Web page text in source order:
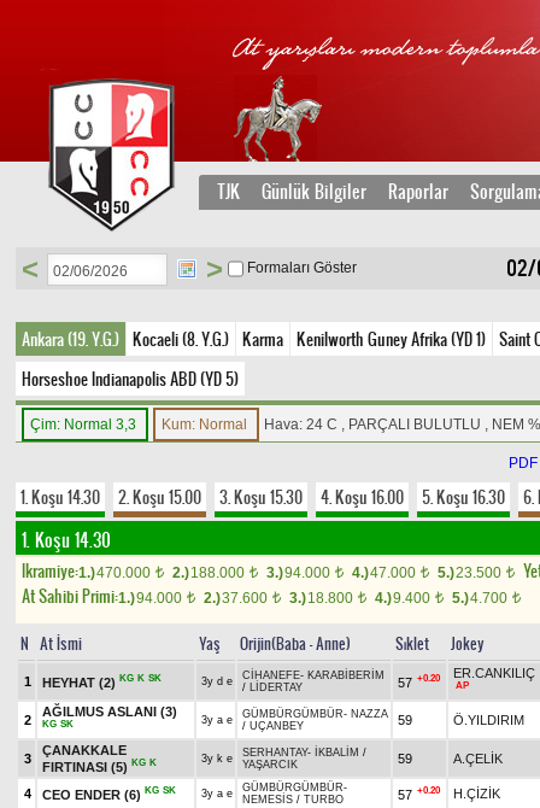
TJK Günlük Bilgiler Raporlar
02/
< > Formaları Göster
Ankara (19. Y.G.) Kocaeli (8. Y.G.) Karma Kenilworth Guney Afrika (YD 1) Saint
Horseshoe Indianapolis ABD (YD 5)
Çim: Normal 3,3 Kum: Normal Hava: 24 C , PARÇALI BULUTLU , NEM
1. Koşu 14.30 2. Koşu 15.00 3. Koşu 15.30 4. Koşu 16.00 5. Koşu 16.30 6.
1. Koşu 14.30
Ikramiye:1.)470.000 t 2.)188.000 t 3.)94.000 t 4.)47.000 t 5.)23.500 t
At Sahibi Primi:1.)94.000 t 2.)37.600 t 3.)18.800 t 4.)9.400 t 5.)4.700 t
N At İsmi Yaş Orijin(Baba - Anne) Sıklet Jokey
1 HEYHAT (2) KG K SK 3y d e CİHANEFE- KARABİBERİM
/ LİDERTAY 57 +0.20 ER.CANKILIÇ
AP
2
AĞILMUS ASLANI (3)
KG SK 3y a e GÜMBÜRGÜMBÜR- NAZZA
/ UÇANBEY 59 Ö.YILDIRIM
3
ÇANAKKALE
FIRTINASI (5) KG K 3y k e SERHANTAY- İKBALİM /
YAŞARCIK
59 A.ÇELİK
4 CEO ENDER (6) KG SK 3y a e GÜMBÜRGÜMBÜR-
NEMESİS / TURBO 57 +0.20 H.ÇİZİK